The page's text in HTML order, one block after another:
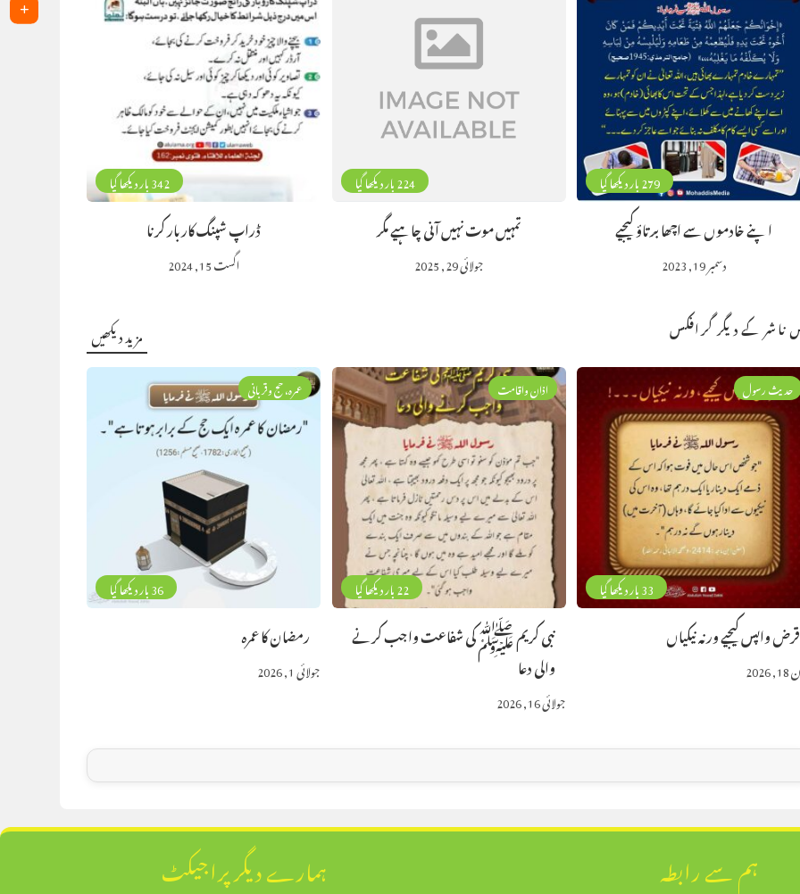
342 بار دیکھا گیا
ڈراپ شپنگ کاربار کرنا
اگست 15, 2024
224 بار دیکھا گیا
تمہیں موت نہیں آنی چاہیے مگر
جولائی 29, 2025
279 بار دیکھا گیا
اپنے خادموں سے اچھا برتاؤ کیجیے
دسمبر 19, 2023
ناشر کے دیگر گرافکس مزید دیکھیں
36 بار دیکھا گیا
عمرہ، حج وقربانی
رمضان کا عمرہ
جولائی 1, 2026
22 بار دیکھا گیا
اذان واقامت
نبی کریم ﷺ کی شفاعت واجب کرنے
والی دعا
جولائی 16, 2026
33 بار دیکھا گیا
حدیث رسول
قرض واپس کیجیے ورنہ نیکیاں
ہمارے دیگر پراجیکٹ ہم سے رابطہ